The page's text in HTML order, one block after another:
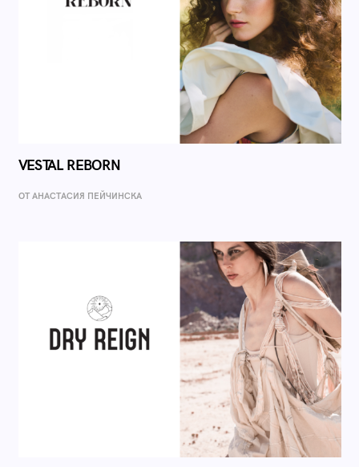
VESTAL REBORN
ОТ AНАСТАСИЯ ПЕЙЧИНСКА